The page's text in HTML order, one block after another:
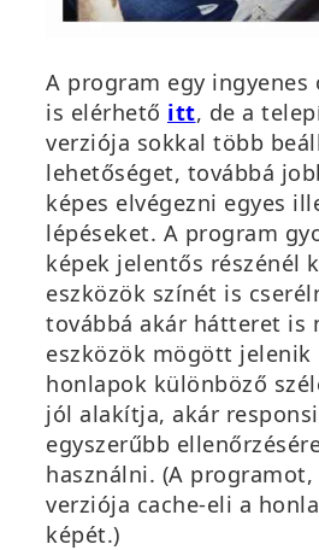
A program egy ingyenes
is elérhető itt, de a
verziója sokkal több
lehetőséget, továbbá
képes elvégezni egyes
lépéseket. A program
képek jelentős részénél
eszközök színét is
továbbá akár hátteret is
eszközök mögött jelenik
honlapok különböző
jól alakítja, akár
egyszerűbb
használni. (A
verziója cache-eli a
képét.)